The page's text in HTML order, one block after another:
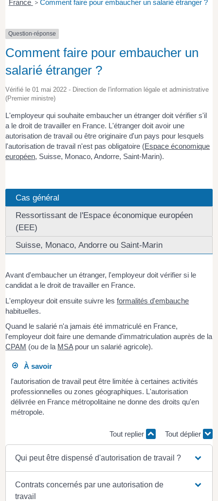
France > Comment faire pour embaucher un salarié étranger ?
Question-réponse
Comment faire pour embaucher un
salarié étranger ?
Vérifié le 01 mai 2022 - Direction de l'information légale et administrative
(Premier ministre)
L'employeur qui souhaite embaucher un étranger doit vérifier s'il
a le droit de travailler en France. L'étranger doit avoir une
autorisation de travail ou être originaire d'un pays pour lesquels
l'autorisation de travail n'est pas obligatoire (Espace économique
européen, Suisse, Monaco, Andorre, Saint-Marin).
Cas général
Ressortissant de l'Espace économique européen
(EEE)
Suisse, Monaco, Andorre ou Saint-Marin
Avant d'embaucher un étranger, l'employeur doit vérifier si le
candidat a le droit de travailler en France.
L'employeur doit ensuite suivre lesformalités d'embauche
habituelles.
Quand le salarié n'a jamais été immatriculé en France,
l'employeur doit faire une demande d'immatriculation auprès de la
CPAM (ou de la MSApour un salarié agricole).
À savoir
l'autorisation de travail peut être limitée à certaines activités
professionnelles ou zones géographiques. L'autorisation
délivrée en France métropolitaine ne donne des droits qu'en
métropole.
Tout replier Tout déplier
Qui peut être dispensé d'autorisation de travail ?
Contrats concernés par une autorisation de
travail